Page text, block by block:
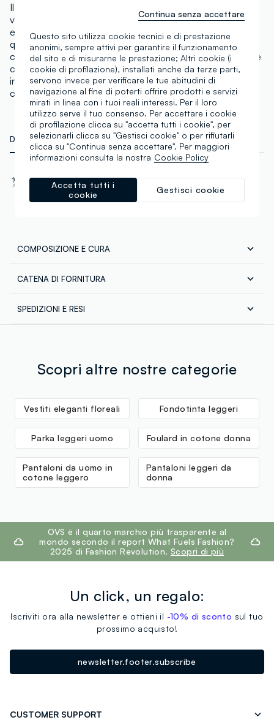
Il foulard multicolor della linea OVS è un accessorio
versatile e leggero, perfetto per la stagione primaverile
ed estiva. Caratterizzato da una vivace stampa floreale,
questo foulard è ideale per aggiungere un tocco di
colore ai tuoi outfit. Realizzato in tessuto delicato, offre
comfort e stile, permettendo molteplici modi di
indossarlo: come sciarpa o drappeggiato intorno al
collo.
DETTAGLI TECNICI MATERIALI E FILIERA
100% Poliestere
COMPOSIZIONE E CURA
Composizione: 100% POLIESTERE
CATENA DI FORNITURA
PANKAJ MERCANTILE COMPANY
SPEDIZIONI E RESI
tuoi prodotti in negozio, il servizio è sempre gratuito.
Scopri altre nostre categorie
Vestiti eleganti floreali Fondotinta leggeri
Parka leggeri uomo Foulard in cotone donna
Pantaloni da uomo in
cotone leggero
Pantaloni leggeri da
donna
footer.ariatitleOVS è il quarto marchio più trasparente al
mondo secondo il report What Fuels Fashion?
2025 di Fashion Revolution. Scopri di più
Un click, un regalo:
Iscriviti ora alla newsletter e ottieni il -10% di sconto sul tuo
prossimo acquisto!
newsletter.footer.subscribe
CUSTOMER SUPPORT
Questo sito utilizza cookie tecnici e di prestazione
anonimi, sempre attivi per garantire il funzionamento
del sito e di misurarne le prestazione; Altri cookie (i
cookie di profilazione), installati anche da terze parti,
servono invece per verificare le tue abitudini di
navigazione al fine di poterti offrire prodotti e servizi
mirati in linea con i tuoi reali interessi. Per il loro
utilizzo serve il tuo consenso. Per accettare i cookie
di profilazione clicca su "accetta tutti i cookie", per
selezionarli clicca su "Gestisci cookie" o per rifiutarli
clicca su "Continua senza accettare". Per maggiori
informazioni consulta la nostra Cookie Policy
Gestisci cookie
Accetta tutti i
cookie
Continua senza accettare